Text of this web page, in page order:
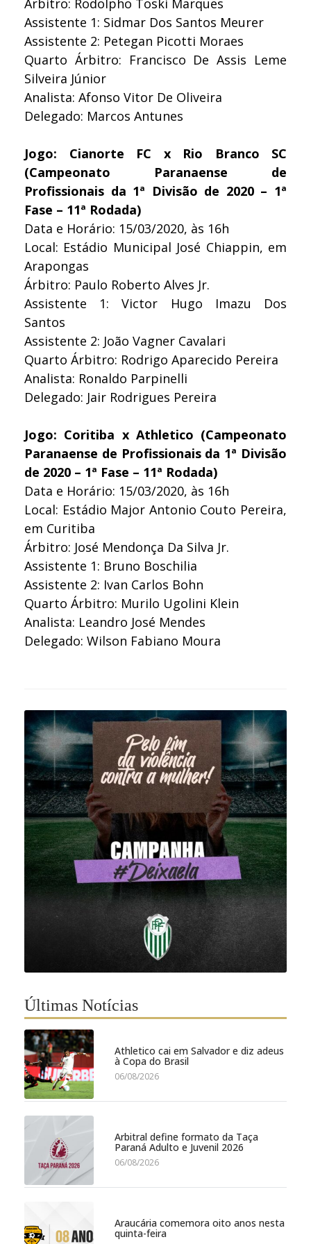
Árbitro: Rodolpho Toski Marques
Assistente 1: Sidmar Dos Santos Meurer
Assistente 2: Petegan Picotti Moraes
Quarto Árbitro: Francisco De Assis Leme
Silveira Júnior
Analista: Afonso Vitor De Oliveira
Delegado: Marcos Antunes
Jogo: Cianorte FC x Rio Branco SC
(Campeonato Paranaense de
Profissionais da 1ª Divisão de 2020 – 1ª
Fase – 11ª Rodada)
Data e Horário: 15/03/2020, às 16h
Local: Estádio Municipal José Chiappin, em
Arapongas
Árbitro: Paulo Roberto Alves Jr.
Assistente 1: Victor Hugo Imazu Dos
Santos
Assistente 2: João Vagner Cavalari
Quarto Árbitro: Rodrigo Aparecido Pereira
Analista: Ronaldo Parpinelli
Delegado: Jair Rodrigues Pereira
Jogo: Coritiba x Athletico (Campeonato
Paranaense de Profissionais da 1ª Divisão
de 2020 – 1ª Fase – 11ª Rodada)
Data e Horário: 15/03/2020, às 16h
Local: Estádio Major Antonio Couto Pereira,
em Curitiba
Árbitro: José Mendonça Da Silva Jr.
Assistente 1: Bruno Boschilia
Assistente 2: Ivan Carlos Bohn
Quarto Árbitro: Murilo Ugolini Klein
Analista: Leandro José Mendes
Delegado: Wilson Fabiano Moura
Últimas Notícias
Athletico cai em Salvador e diz adeus
à Copa do Brasil
06/08/2026
Arbitral define formato da Taça
Paraná Adulto e Juvenil 2026
06/08/2026
Araucária comemora oito anos nesta
quinta-feira